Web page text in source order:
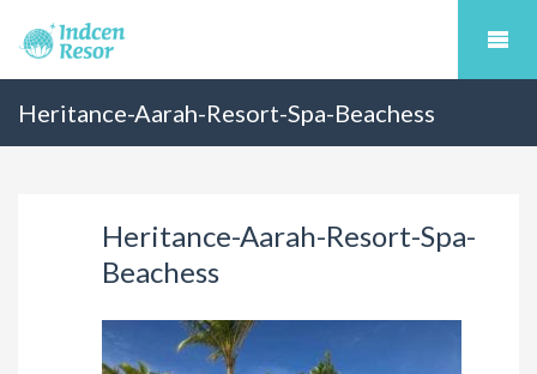
Heritance-Aarah-Resort-Spa-Beachess
Heritance-Aarah-Resort-Spa-
Beachess